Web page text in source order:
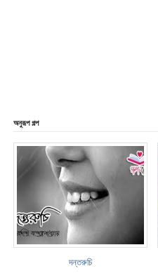
অনুরূপ গল্প
দন্তরুচি